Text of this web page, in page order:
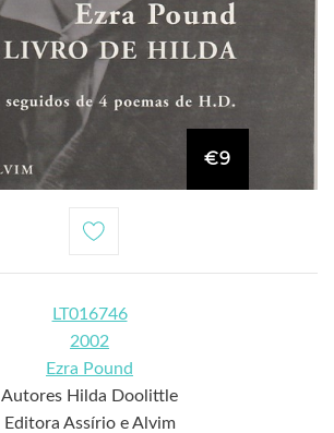
€9
LT016746
2002
Ezra Pound
Autores Hilda Doolittle
Editora Assírio e Alvim